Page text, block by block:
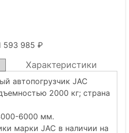
593 985 ₽
автопогрузчик JAC
2000 кг; страна
6000 мм.
марки JAC в наличии на
Характеристики